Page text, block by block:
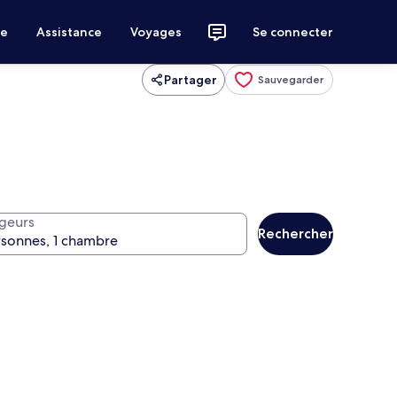
Assistance Voyages Se connecter
Partager Sauvegarder
Rechercher